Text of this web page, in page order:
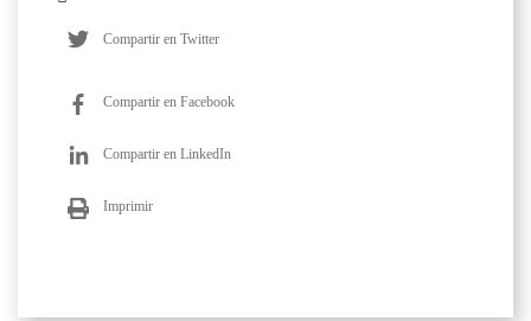
Compartir en Twitter
Compartir en Facebook
Compartir en LinkedIn
Imprimir